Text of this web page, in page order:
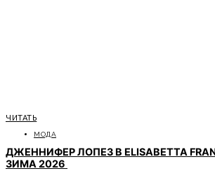
ЧИТАТЬ
МОДА
ДЖЕННИФЕР ЛОПЕЗ В ELISABETTA
ЗИМА 2026